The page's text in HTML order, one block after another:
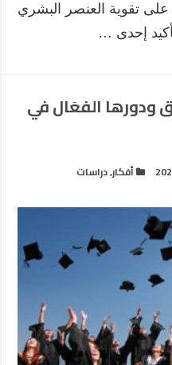
تقوية العنصر البشري
إحدى …
ودورها الفعَال في
أفكار,دراسات